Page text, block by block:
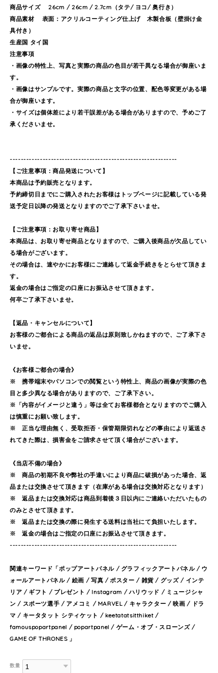
商品サイズ 26cm / 26cm / 2.7cm（タテ/ ヨコ/ 奥行き）
商品素材 表面：アクリルコーティング仕上げ 木製合板（壁掛け金
具付き）
生産国 タイ国
注意事項
・画像の特性上、写真と実際の商品の色目が若干異なる場合が御座いま
す。
・画像はサンプルです。実際の商品と文字の位置、配色等変更がある場
合が御座います。
・サイズは個体差により若干誤差がある場合がありますので、予めご了
承くださいませ。
-------------------------------------------------------------
【ご注意事項：商品発送について】
本商品は予約販売となります。
予約締切日までにご購入されたお客様はトップページに記載している発
送予定日以降の発送となりますのでご了承下さいませ。
【ご注意事項：お取り寄せ商品】
本商品は、お取り寄せ商品となりますので、ご購入後商品が欠品してい
る場合がございます。
その場合は、速やかにお客様にご連絡して返金手続きをとらせて頂きま
す。
返金の場合はご指定の口座にお振込させて頂きます。
何卒ご了承下さいませ。
【返品・キャンセルについて】
お客様のご都合による商品の返品は原則致しかねますので、ご了承下さ
いませ。
《お客様ご都合の場合》
※ 携帯端末やパソコンでの閲覧という特性上、商品の画像が実際の色
目と多少異なる場合がありますので、ご了承下さい。
※「内容がイメージと違う」等は全てお客様都合となりますのでご購入
は慎重にお願い致します。
※ 正当な理由無く、受取拒否・保管期限切れなどの事由により返送さ
れてきた際は、損害金をご請求させて頂く場合がございます。
《当店不備の場合》
※ 商品の初期不良や弊社の手違いにより商品に破損があった場合、返
品または交換させて頂きます（在庫がある場合は交換対応となります）
※ 返品または交換対応は商品到着後３日以内にご連絡いただいたもの
のみとさせて頂きます。
※ 返品または交換の際に発生する送料は当社にて負担いたします。
※ 返金の場合はご指定の口座にお振込させて頂きます。
-------------------------------------------------------------
関連キーワード「ポップアートパネル / グラフィックアートパネル / ウ
ォールアートパネル / 絵画 / 写真 / ポスター / 雑貨 / グッズ / インテ
リア / ギフト / プレゼント / Instagram / ハリウッド / ミュージシャ
ン / スポーツ選手 / アメコミ / MARVEL / キャラクター / 映画 / ドラ
マ / キータタット シティケット / keetatatsitthiket /
famouspopartpanel / popartpanel / ゲーム・オブ・スローンズ /
GAME OF THRONES 」
数量